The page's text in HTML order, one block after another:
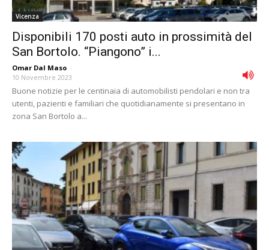
Vicenza
Disponibili 170 posti auto in prossimità del
San Bortolo. “Piangono” i...
Omar Dal Maso -
10 Novembre 2023
Buone notizie per le centinaia di automobilisti pendolari e non tra
utenti, pazienti e familiari che quotidianamente si presentano in
zona San Bortolo a...